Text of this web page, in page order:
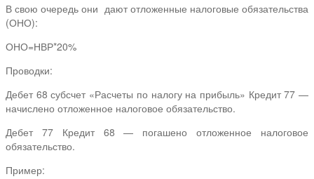
В свою очередь они дают отложенные налоговые обязательства
(ОНО):
ОНО=НВР*20%
Проводки:
Дебет 68 субсчет «Расчеты по налогу на прибыль» Кредит 77 —
начислено отложенное налоговое обязательство.
Дебет 77 Кредит 68 — погашено отложенное налоговое
обязательство.
Пример: